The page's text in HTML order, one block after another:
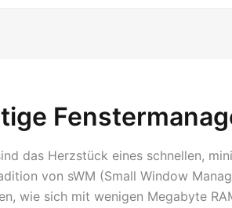
das Herzstück eines schnellen,
von sWM (Small Window
wie sich mit wenigen Megabyte